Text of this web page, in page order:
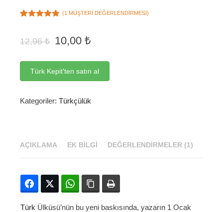
dayanarak 5
üzerinden
aldı
(1 MÜŞTERI DEĞERLENDIRMESI)
12,96₺ Orijinal
fiyat:
12,96 ₺.
10,00 ₺
10,00 ₺.
Türk Kepit'ten satın al
Kategoriler: Türkçülük
AÇIKLAMA EK BILGI DEĞERLENDIRMELER (1)
FacebookTwitter WhatsAppBağlanıyı kopyala
Türk Ülküsü’nün bu yeni baskısında, yazarın 1 Ocak